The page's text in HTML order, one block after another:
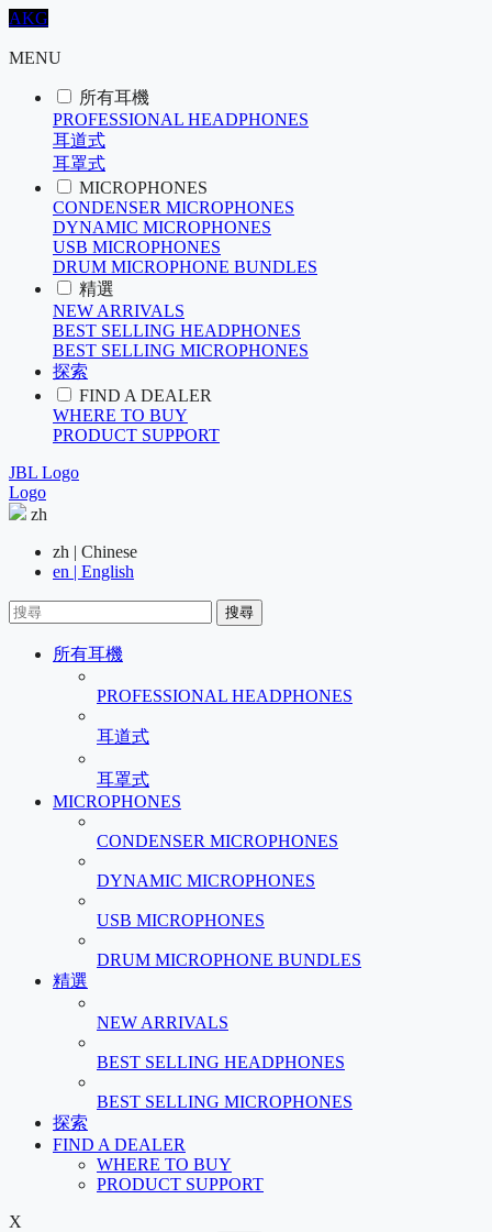
AKG
MENU
所有耳機
PROFESSIONAL HEADPHONES
耳道式
耳罩式
MICROPHONES
CONDENSER MICROPHONES
DYNAMIC MICROPHONES
USB MICROPHONES
DRUM MICROPHONE BUNDLES
精選
NEW ARRIVALS
BEST SELLING HEADPHONES
BEST SELLING MICROPHONES
探索
FIND A DEALER
WHERE TO BUY
PRODUCT SUPPORT
JBL Logo
Logo
zh
zh | Chinese
en | English
搜尋
所有耳機
PROFESSIONAL HEADPHONES
耳道式
耳罩式
MICROPHONES
CONDENSER MICROPHONES
DYNAMIC MICROPHONES
USB MICROPHONES
DRUM MICROPHONE BUNDLES
精選
NEW ARRIVALS
BEST SELLING HEADPHONES
BEST SELLING MICROPHONES
探索
FIND A DEALER
WHERE TO BUY
PRODUCT SUPPORT
X